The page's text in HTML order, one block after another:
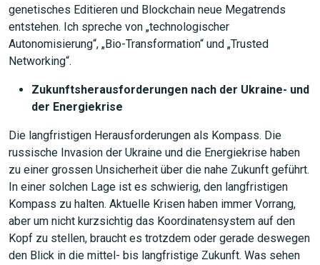
genetisches Editieren und Blockchain neue Megatrends
entstehen. Ich spreche von „technologischer
Autonomisierung“, „Bio-Transformation“ und „Trusted
Networking“.
Zukunftsherausforderungen nach der Ukraine- und
der Energiekrise
Die langfristigen Herausforderungen als Kompass. Die
russische Invasion der Ukraine und die Energiekrise haben
zu einer grossen Unsicherheit über die nahe Zukunft geführt.
In einer solchen Lage ist es schwierig, den langfristigen
Kompass zu halten. Aktuelle Krisen haben immer Vorrang,
aber um nicht kurzsichtig das Koordinatensystem auf den
Kopf zu stellen, braucht es trotzdem oder gerade deswegen
den Blick in die mittel- bis langfristige Zukunft. Was sehen